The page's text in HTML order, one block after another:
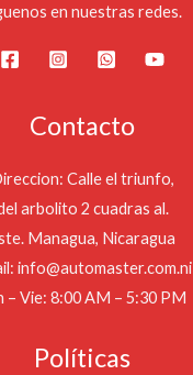
en nuestras redes.
Contacto
Calle el triunfo,
arbolito 2 cuadras al.
Managua, Nicaragua
info@automaster.com.ni
– Vie: 8:00 AM – 5:30 PM
Políticas